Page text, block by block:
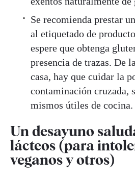
Se recomienda prestar
al etiquetado de
espere que obtenga
presencia de trazas. De
casa, hay que cuidar la
contaminación cruzada,
mismos útiles de cocina.
Un desayuno
lácteos (para
veganos y otros)